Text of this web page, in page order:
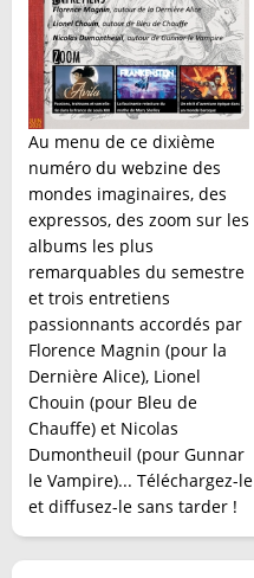
Au menu de ce dixième
numéro du webzine des
mondes imaginaires, des
expressos, des zoom sur les
albums les plus
remarquables du semestre
et trois entretiens
passionnants accordés par
Florence Magnin (pour la
Dernière Alice), Lionel
Chouin (pour Bleu de
Chauffe) et Nicolas
Dumontheuil (pour Gunnar
le Vampire)... Téléchargez-le
et diffusez-le sans tarder !